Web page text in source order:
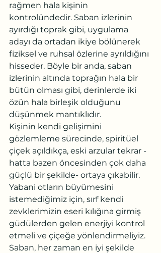
rağmen hala kişinin
kontrolündedir. Saban izlerinin
ayırdığı toprak gibi, uygulama
adayı da ortadan ikiye bölünerek
fiziksel ve ruhsal özlerine ayrıldığını
hisseder. Böyle bir anda, saban
izlerinin altında toprağın hala bir
bütün olması gibi, derinlerde iki
özün hala birleşik olduğunu
düşünmek mantıklıdır.
Kişinin kendi gelişimini
gözlemleme sürecinde, spiritüel
çiçek açıldıkça, eski arzular tekrar -
hatta bazen öncesinden çok daha
güçlü bir şekilde- ortaya çıkabilir.
Yabani otların büyümesini
istemediğimiz için, sırf kendi
zevklerimizin eseri kılığına girmiş
güdülerden gelen enerjiyi kontrol
etmeli ve çiçeğe yönlendirmeliyiz.
Saban, her zaman en iyi şekilde